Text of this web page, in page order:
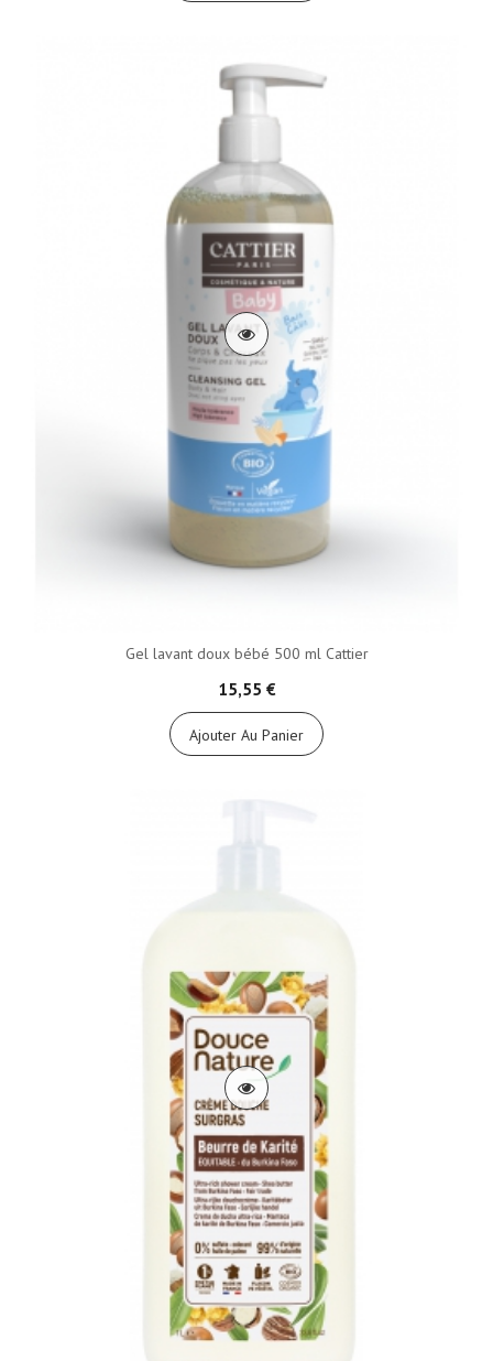
Gel lavant doux bébé 500 ml Cattier
15,55 €
Ajouter Au Panier